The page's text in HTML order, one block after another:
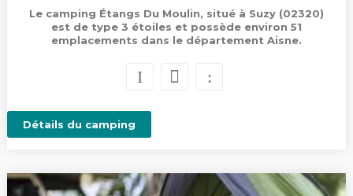
Le camping Étangs Du Moulin, situé à Suzy (02320)
est de type 3 étoiles et possède environ 51
emplacements dans le département Aisne.
Détails du camping